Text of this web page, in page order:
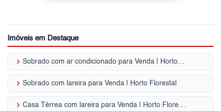
Imóveis em Destaque
keyboard_arrow_right Sobrado com ar condicionado para Venda | Horto Florestal
keyboard_arrow_right Sobrado com lareira para Venda | Horto Florestal
keyboard_arrow_right Casa Térrea com lareira para Venda | Horto Florestal